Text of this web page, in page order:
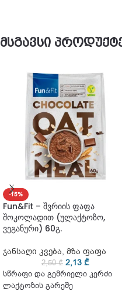
მსგავსი
-15%
Fun&Fit – შვრიის ფაფა
შოკოლადით (ულაქტოზო,
ვეგანური) 60გ.
ჯანსაღი კვება, მზა ფაფა
2,50₾ 2,13 ₾
სწრაფი და გემრიელი კერძი
ლაქტოზის გარეშე